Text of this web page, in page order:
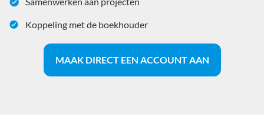
Koppeling met de boekhouder
MAAK DIRECT EEN ACCOUNT AAN